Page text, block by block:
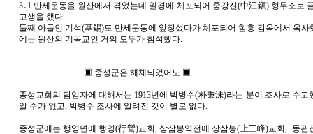
3․1 만세운동을 원산에서 겪었는데 일경에 체포되어 중강진(中江鎭) 형무소로
고생을 했다.
둘째 아들인 기석(基錫)도 만세운동에 앞장섰다가 체포되어 함흥 감옥에서 옥사
에는 원산의 기독교인 거의 모두가 참석했다.
▣ 종성군은 해체되었어도 ▣
종성교회의 담임자에 대해서는 1913년에 박병수(朴秉洙)라는 분이 조사로 수고
알 수가 없고, 박병수 조사에 알려진 것이 별로 없다.
종성군에는 행영면에 행영(行營)교회, 상삼봉역전에 상삼봉(上三峰)교회, 동관